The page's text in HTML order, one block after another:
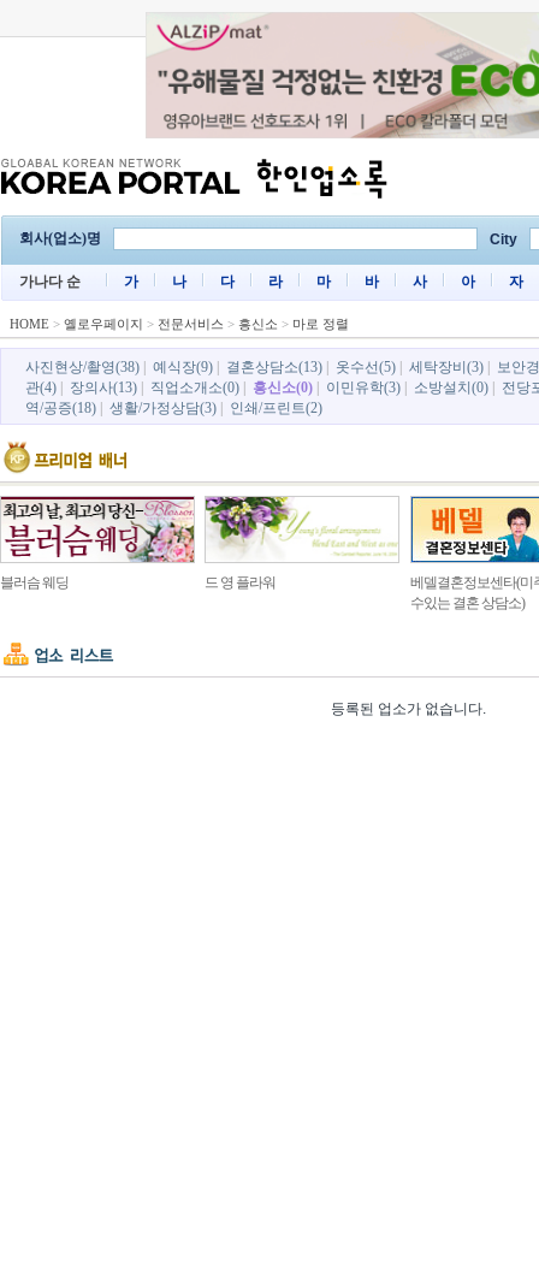
회사(업소)명 City
가나다 순 가 나 다 라 마 바 사 아 자
HOME > 옐로우페이지 > 전문서비스 > 흥신소 > 마로 정렬
사진현상/촬영(38) 예식장(9) 결혼상담소(13) 옷수선(5) 세탁장비(3)
보안
관(4)
장의사(13) 직업소개소(0) 흥신소(0) 이민유학(3) 소방설치(0)
전당
역/공증(18)
생활/가정상담(3) 인쇄/프린트(2)
블러슴 웨딩 드 영 플라워
베델결혼정보센타(미
수있는 결혼 상담소)
등록된 업소가 없습니다.